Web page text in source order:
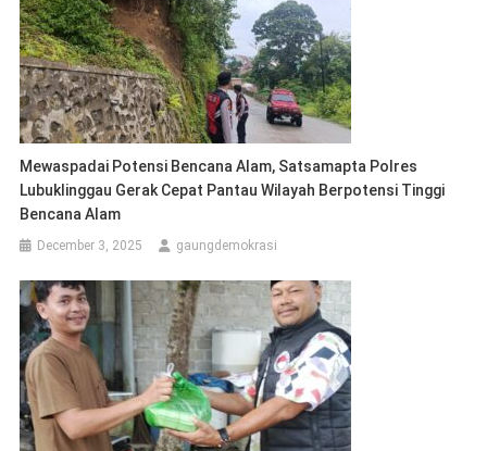
Mewaspadai Potensi Bencana Alam, Satsamapta Polres
Lubuklinggau Gerak Cepat Pantau Wilayah Berpotensi Tinggi
Bencana Alam
December 3, 2025 gaungdemokrasi